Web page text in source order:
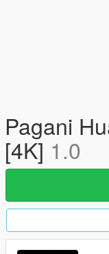
Pagani
[4K] 1.0